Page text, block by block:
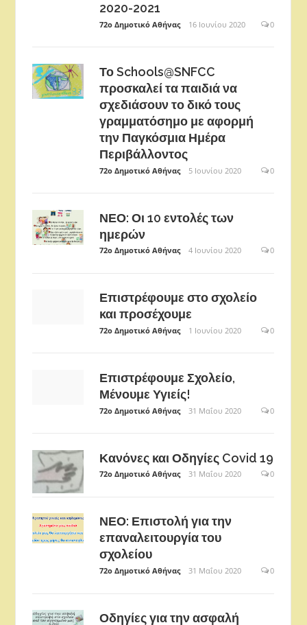
2020-2021
72ο Δημοτικό Αθήνας 16 Ιουνίου 2020 0
Το Schools@SNFCC
προσκαλεί τα παιδιά να
σχεδιάσουν το δικό τους
γραμματόσημο με αφορμή
την Παγκόσμια Ημέρα
Περιβάλλοντος
72ο Δημοτικό Αθήνας 5 Ιουνίου 2020 0
ΝΕΟ: Οι 10 εντολές των
ημερών
72ο Δημοτικό Αθήνας 4 Ιουνίου 2020 0
Επιστρέφουμε στο σχολείο
και προσέχουμε
72ο Δημοτικό Αθήνας 1 Ιουνίου 2020 0
Επιστρέφουμε Σχολείο,
Μένουμε Υγιείς!
72ο Δημοτικό Αθήνας 31 Μαΐου 2020 0
Κανόνες και Οδηγίες Covid 19
72ο Δημοτικό Αθήνας 31 Μαΐου 2020 0
ΝΕΟ: Επιστολή για την
επαναλειτουργία του
σχολείου
72ο Δημοτικό Αθήνας 31 Μαΐου 2020 0
Οδηγίες για την ασφαλή